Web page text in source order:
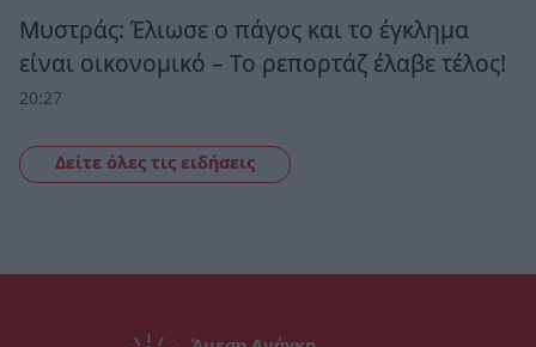
Μυστράς: Έλιωσε ο πάγος και το έγκλημα
είναι οικονομικό – Το ρεπορτάζ έλαβε τέλος!
20:27
Δείτε όλες τις ειδήσεις